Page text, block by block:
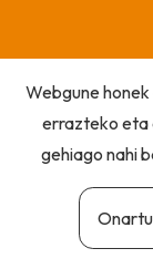
Webgune
errazteko eta
gehiago nahi
Onartu